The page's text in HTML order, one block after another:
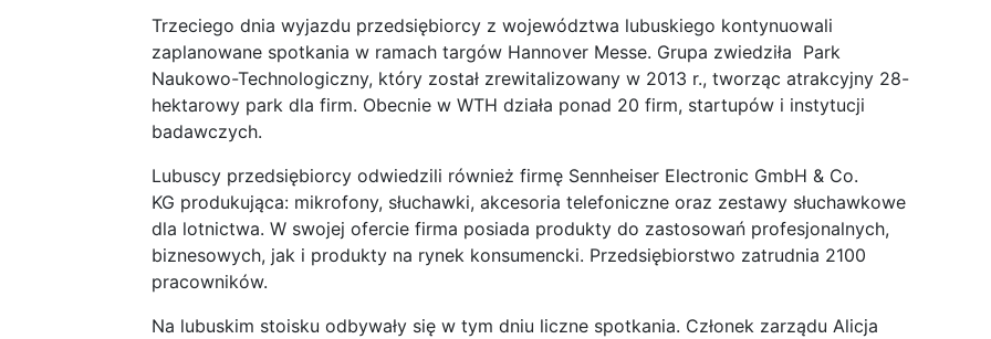
Trzeciego dnia wyjazdu przedsiębiorcy z województwa lubuskiego kontynuowali
zaplanowane spotkania w ramach targów Hannover Messe. Grupa zwiedziła Park
Naukowo-Technologiczny, który został zrewitalizowany w 2013 r., tworząc atrakcyjny 28-
hektarowy park dla firm. Obecnie w WTH działa ponad 20 firm, startupów i instytucji
badawczych.
Lubuscy przedsiębiorcy odwiedzili również firmę Sennheiser Electronic GmbH & Co.
KG produkująca: mikrofony, słuchawki, akcesoria telefoniczne oraz zestawy słuchawkowe
dla lotnictwa. W swojej ofercie firma posiada produkty do zastosowań profesjonalnych,
biznesowych, jak i produkty na rynek konsumencki. Przedsiębiorstwo zatrudnia 2100
pracowników.
Na lubuskim stoisku odbywały się w tym dniu liczne spotkania. Członek zarządu Alicja